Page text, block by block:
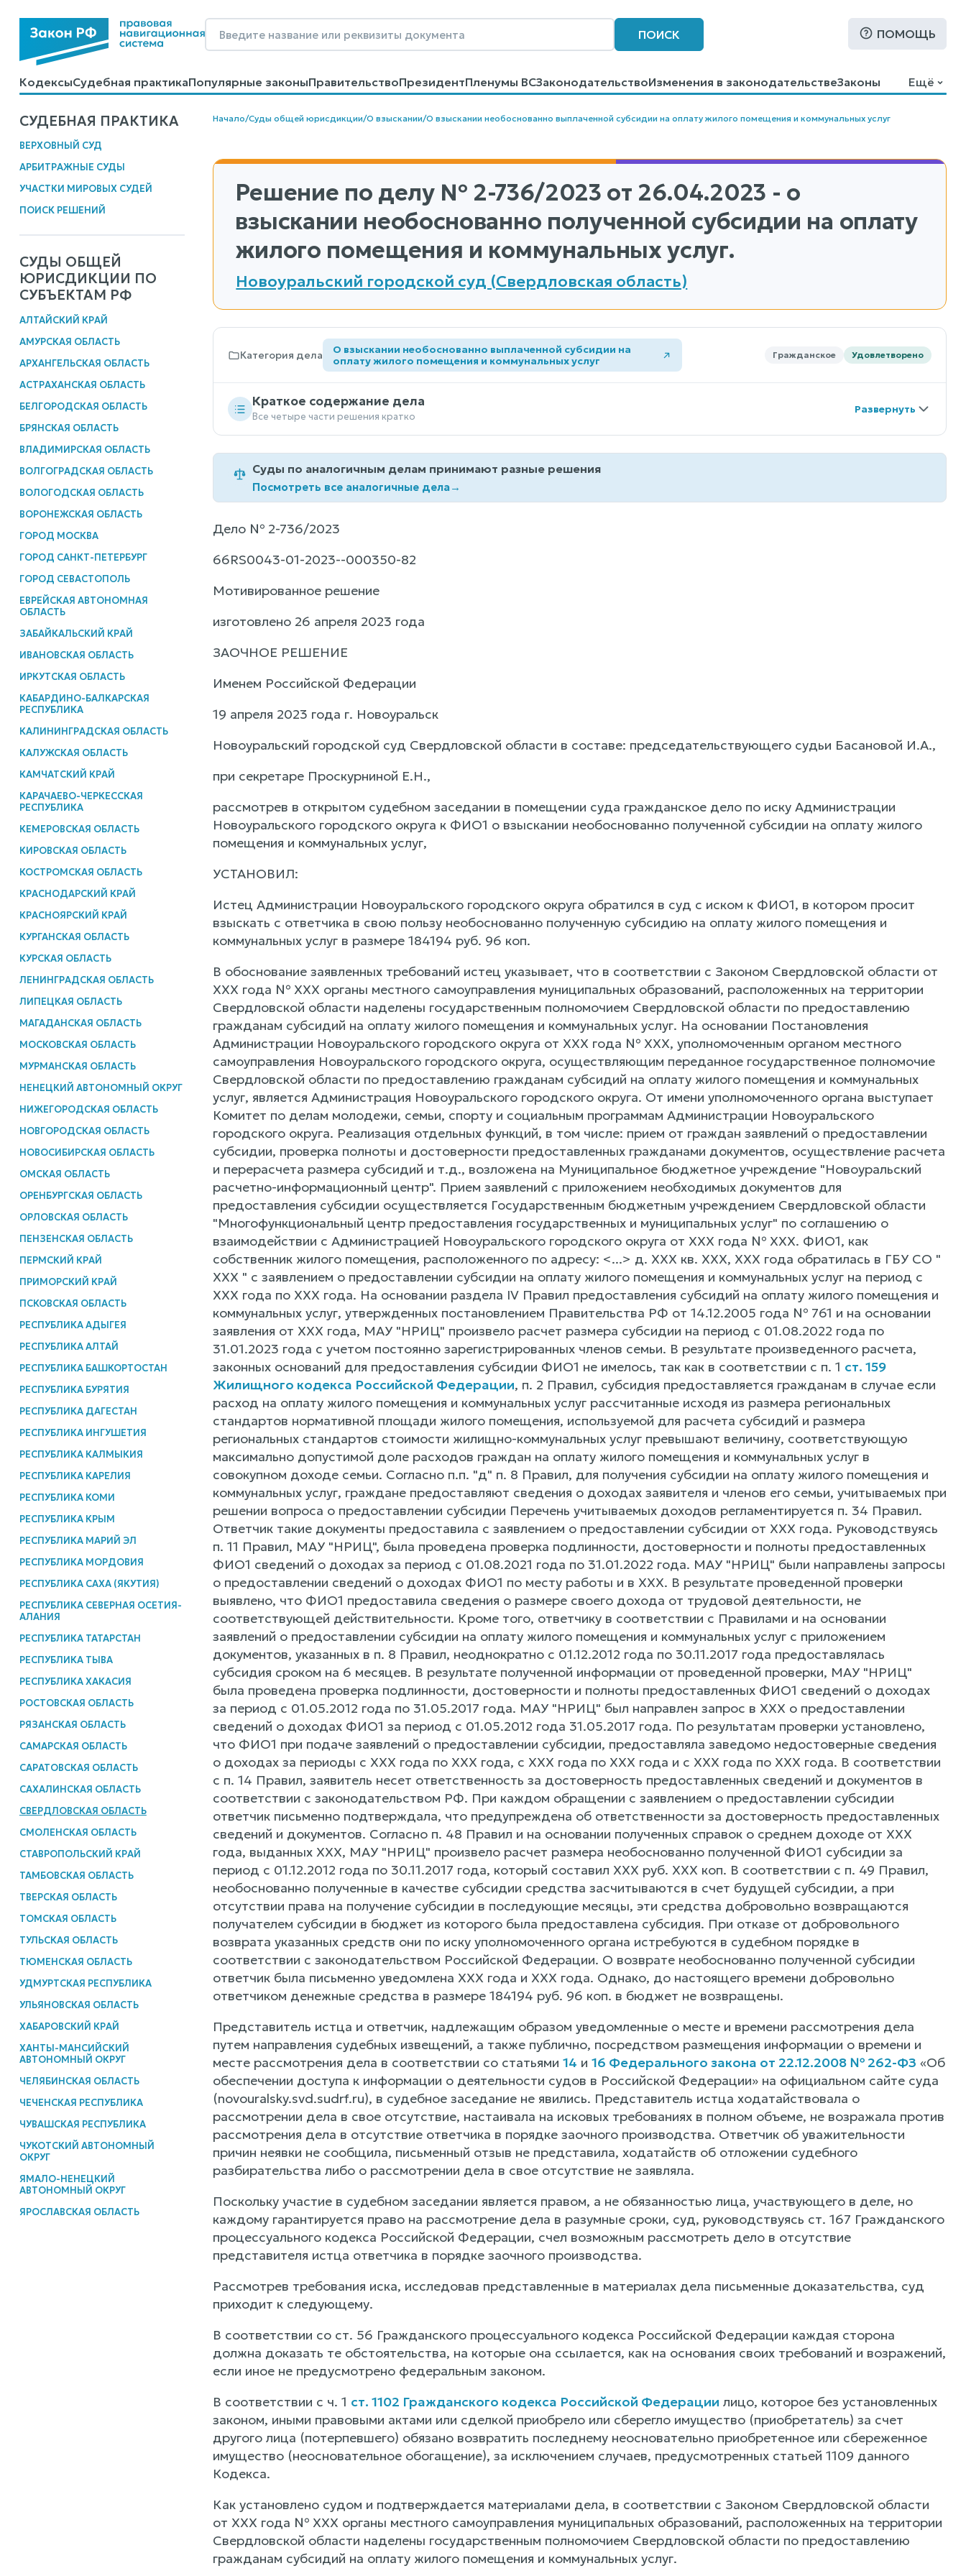
ПОИСК ПОМОЩЬ
КодексыСудебная практикаПопулярные законыПравительствоПрезидентПленумы ВСЗаконодательствоИзменения в законодательствеЗаконы
КалькуляторыСправочные материалыОбразцы договоровКонтактыПомощьПоиск
Ещё
СУДЕБНАЯ ПРАКТИКА
ВЕРХОВНЫЙ СУД
АРБИТРАЖНЫЕ СУДЫ
УЧАСТКИ МИРОВЫХ СУДЕЙ
ПОИСК РЕШЕНИЙ
СУДЫ ОБЩЕЙ
ЮРИСДИКЦИИ ПО
СУБЪЕКТАМ РФ
АЛТАЙСКИЙ КРАЙ
АМУРСКАЯ ОБЛАСТЬ
АРХАНГЕЛЬСКАЯ ОБЛАСТЬ
АСТРАХАНСКАЯ ОБЛАСТЬ
БЕЛГОРОДСКАЯ ОБЛАСТЬ
БРЯНСКАЯ ОБЛАСТЬ
ВЛАДИМИРСКАЯ ОБЛАСТЬ
ВОЛГОГРАДСКАЯ ОБЛАСТЬ
ВОЛОГОДСКАЯ ОБЛАСТЬ
ВОРОНЕЖСКАЯ ОБЛАСТЬ
ГОРОД МОСКВА
ГОРОД САНКТ-ПЕТЕРБУРГ
ГОРОД СЕВАСТОПОЛЬ
ЕВРЕЙСКАЯ АВТОНОМНАЯ
ОБЛАСТЬ
ЗАБАЙКАЛЬСКИЙ КРАЙ
ИВАНОВСКАЯ ОБЛАСТЬ
ИРКУТСКАЯ ОБЛАСТЬ
КАБАРДИНО-БАЛКАРСКАЯ
РЕСПУБЛИКА
КАЛИНИНГРАДСКАЯ ОБЛАСТЬ
КАЛУЖСКАЯ ОБЛАСТЬ
КАМЧАТСКИЙ КРАЙ
КАРАЧАЕВО-ЧЕРКЕССКАЯ
РЕСПУБЛИКА
КЕМЕРОВСКАЯ ОБЛАСТЬ
КИРОВСКАЯ ОБЛАСТЬ
КОСТРОМСКАЯ ОБЛАСТЬ
КРАСНОДАРСКИЙ КРАЙ
КРАСНОЯРСКИЙ КРАЙ
КУРГАНСКАЯ ОБЛАСТЬ
КУРСКАЯ ОБЛАСТЬ
ЛЕНИНГРАДСКАЯ ОБЛАСТЬ
ЛИПЕЦКАЯ ОБЛАСТЬ
МАГАДАНСКАЯ ОБЛАСТЬ
МОСКОВСКАЯ ОБЛАСТЬ
МУРМАНСКАЯ ОБЛАСТЬ
НЕНЕЦКИЙ АВТОНОМНЫЙ ОКРУГ
НИЖЕГОРОДСКАЯ ОБЛАСТЬ
НОВГОРОДСКАЯ ОБЛАСТЬ
НОВОСИБИРСКАЯ ОБЛАСТЬ
ОМСКАЯ ОБЛАСТЬ
ОРЕНБУРГСКАЯ ОБЛАСТЬ
ОРЛОВСКАЯ ОБЛАСТЬ
ПЕНЗЕНСКАЯ ОБЛАСТЬ
ПЕРМСКИЙ КРАЙ
ПРИМОРСКИЙ КРАЙ
ПСКОВСКАЯ ОБЛАСТЬ
РЕСПУБЛИКА АДЫГЕЯ
РЕСПУБЛИКА АЛТАЙ
РЕСПУБЛИКА БАШКОРТОСТАН
РЕСПУБЛИКА БУРЯТИЯ
РЕСПУБЛИКА ДАГЕСТАН
РЕСПУБЛИКА ИНГУШЕТИЯ
РЕСПУБЛИКА КАЛМЫКИЯ
РЕСПУБЛИКА КАРЕЛИЯ
РЕСПУБЛИКА КОМИ
РЕСПУБЛИКА КРЫМ
РЕСПУБЛИКА МАРИЙ ЭЛ
РЕСПУБЛИКА МОРДОВИЯ
РЕСПУБЛИКА САХА (ЯКУТИЯ)
РЕСПУБЛИКА СЕВЕРНАЯ ОСЕТИЯ-
АЛАНИЯ
РЕСПУБЛИКА ТАТАРСТАН
РЕСПУБЛИКА ТЫВА
РЕСПУБЛИКА ХАКАСИЯ
РОСТОВСКАЯ ОБЛАСТЬ
РЯЗАНСКАЯ ОБЛАСТЬ
САМАРСКАЯ ОБЛАСТЬ
САРАТОВСКАЯ ОБЛАСТЬ
САХАЛИНСКАЯ ОБЛАСТЬ
СВЕРДЛОВСКАЯ ОБЛАСТЬ
СМОЛЕНСКАЯ ОБЛАСТЬ
СТАВРОПОЛЬСКИЙ КРАЙ
ТАМБОВСКАЯ ОБЛАСТЬ
ТВЕРСКАЯ ОБЛАСТЬ
ТОМСКАЯ ОБЛАСТЬ
ТУЛЬСКАЯ ОБЛАСТЬ
ТЮМЕНСКАЯ ОБЛАСТЬ
УДМУРТСКАЯ РЕСПУБЛИКА
УЛЬЯНОВСКАЯ ОБЛАСТЬ
ХАБАРОВСКИЙ КРАЙ
ХАНТЫ-МАНСИЙСКИЙ
АВТОНОМНЫЙ ОКРУГ
ЧЕЛЯБИНСКАЯ ОБЛАСТЬ
ЧЕЧЕНСКАЯ РЕСПУБЛИКА
ЧУВАШСКАЯ РЕСПУБЛИКА
ЧУКОТСКИЙ АВТОНОМНЫЙ
ОКРУГ
ЯМАЛО-НЕНЕЦКИЙ
АВТОНОМНЫЙ ОКРУГ
ЯРОСЛАВСКАЯ ОБЛАСТЬ
Начало/Суды общей юрисдикции/О взыскании/О взыскании необоснованно выплаченной субсидии на оплату жилого помещения и коммунальных услуг
Решение по делу № 2-736/2023 от 26.04.2023 - о
взыскании необоснованно полученной субсидии на оплату
жилого помещения и коммунальных услуг.
Новоуральский городской суд (Свердловская область)
Категория дела
О взыскании необоснованно выплаченной субсидии на
оплату жилого помещения и коммунальных услуг
Гражданское Удовлетворено
Краткое содержание дела
Все четыре части решения кратко
Суды по аналогичным делам принимают разные решения
Посмотреть все аналогичные дела→
Дело № 2-736/2023
66RS0043-01-2023--000350-82
Мотивированное решение
изготовлено 26 апреля 2023 года
ЗАОЧНОЕ РЕШЕНИЕ
Именем Российской Федерации
19 апреля 2023 года г. Новоуральск
Новоуральский городской суд Свердловской области в составе: председательствующего судьи Басановой И.А.,
при секретаре Проскурниной Е.Н.,
рассмотрев в открытом судебном заседании в помещении суда гражданское дело по иску Администрации
Новоуральского городского округа к ФИО1 о взыскании необоснованно полученной субсидии на оплату жилого
помещения и коммунальных услуг,
УСТАНОВИЛ:
Истец Администрации Новоуральского городского округа обратился в суд с иском к ФИО1, в котором просит
взыскать с ответчика в свою пользу необоснованно полученную субсидию на оплату жилого помещения и
коммунальных услуг в размере 184194 руб. 96 коп.
В обоснование заявленных требований истец указывает, что в соответствии с Законом Свердловской области от
ХХХ года № ХХХ органы местного самоуправления муниципальных образований, расположенных на территории
Свердловской области наделены государственным полномочием Свердловской области по предоставлению
гражданам субсидий на оплату жилого помещения и коммунальных услуг. На основании Постановления
Администрации Новоуральского городского округа от ХХХ года № ХХХ, уполномоченным органом местного
самоуправления Новоуральского городского округа, осуществляющим переданное государственное полномочие
Свердловской области по предоставлению гражданам субсидий на оплату жилого помещения и коммунальных
услуг, является Администрация Новоуральского городского округа. От имени уполномоченного органа выступает
Комитет по делам молодежи, семьи, спорту и социальным программам Администрации Новоуральского
городского округа. Реализация отдельных функций, в том числе: прием от граждан заявлений о предоставлении
субсидии, проверка полноты и достоверности предоставленных гражданами документов, осуществление расчета
и перерасчета размера субсидий и т.д., возложена на Муниципальное бюджетное учреждение "Новоуральский
расчетно-информационный центр". Прием заявлений с приложением необходимых документов для
предоставления субсидии осуществляется Государственным бюджетным учреждением Свердловской области
"Многофункциональный центр предоставления государственных и муниципальных услуг" по соглашению о
взаимодействии с Администрацией Новоуральского городского округа от ХХХ года № ХХХ. ФИО1, как
собственник жилого помещения, расположенного по адресу: <...> д. ХХХ кв. ХХХ, ХХХ года обратилась в ГБУ СО "
ХХХ " с заявлением о предоставлении субсидии на оплату жилого помещения и коммунальных услуг на период с
ХХХ года по ХХХ года. На основании раздела IV Правил предоставления субсидий на оплату жилого помещения и
коммунальных услуг, утвержденных постановлением Правительства РФ от 14.12.2005 года № 761 и на основании
заявления от ХХХ года, МАУ "НРИЦ" произвело расчет размера субсидии на период с 01.08.2022 года по
31.01.2023 года с учетом постоянно зарегистрированных членов семьи. В результате произведенного расчета,
законных оснований для предоставления субсидии ФИО1 не имелось, так как в соответствии с п. 1 ст. 159
Жилищного кодекса Российской Федерации, п. 2 Правил, субсидия предоставляется гражданам в случае если
расход на оплату жилого помещения и коммунальных услуг рассчитанные исходя из размера региональных
стандартов нормативной площади жилого помещения, используемой для расчета субсидий и размера
региональных стандартов стоимости жилищно-коммунальных услуг превышают величину, соответствующую
максимально допустимой доле расходов граждан на оплату жилого помещения и коммунальных услуг в
совокупном доходе семьи. Согласно п.п. "д" п. 8 Правил, для получения субсидии на оплату жилого помещения и
коммунальных услуг, граждане предоставляют сведения о доходах заявителя и членов его семьи, учитываемых при
решении вопроса о предоставлении субсидии Перечень учитываемых доходов регламентируется п. 34 Правил.
Ответчик такие документы предоставила с заявлением о предоставлении субсидии от ХХХ года. Руководствуясь
п. 11 Правил, МАУ "НРИЦ", была проведена проверка подлинности, достоверности и полноты предоставленных
ФИО1 сведений о доходах за период с 01.08.2021 года по 31.01.2022 года. МАУ "НРИЦ" были направлены запросы
о предоставлении сведений о доходах ФИО1 по месту работы и в ХХХ. В результате проведенной проверки
выявлено, что ФИО1 предоставила сведения о размере своего дохода от трудовой деятельности, не
соответствующей действительности. Кроме того, ответчику в соответствии с Правилами и на основании
заявлений о предоставлении субсидии на оплату жилого помещения и коммунальных услуг с приложением
документов, указанных в п. 8 Правил, неоднократно с 01.12.2012 года по 30.11.2017 года предоставлялась
субсидия сроком на 6 месяцев. В результате полученной информации от проведенной проверки, МАУ "НРИЦ"
была проведена проверка подлинности, достоверности и полноты предоставленных ФИО1 сведений о доходах
за период с 01.05.2012 года по 31.05.2017 года. МАУ "НРИЦ" был направлен запрос в ХХХ о предоставлении
сведений о доходах ФИО1 за период с 01.05.2012 года 31.05.2017 года. По результатам проверки установлено,
что ФИО1 при подаче заявлений о предоставлении субсидии, предоставляла заведомо недостоверные сведения
о доходах за периоды с ХХХ года по ХХХ года, с ХХХ года по ХХХ года и с ХХХ года по ХХХ года. В соответствии
с п. 14 Правил, заявитель несет ответственность за достоверность предоставленных сведений и документов в
соответствии с законодательством РФ. При каждом обращении с заявлением о предоставлении субсидии
ответчик письменно подтверждала, что предупреждена об ответственности за достоверность предоставленных
сведений и документов. Согласно п. 48 Правил и на основании полученных справок о среднем доходе от ХХХ
года, выданных ХХХ, МАУ "НРИЦ" произвело расчет размера необоснованно полученной ФИО1 субсидии за
период с 01.12.2012 года по 30.11.2017 года, который составил ХХХ руб. ХХХ коп. В соответствии с п. 49 Правил,
необоснованно полученные в качестве субсидии средства засчитываются в счет будущей субсидии, а при
отсутствии права на получение субсидии в последующие месяцы, эти средства добровольно возвращаются
получателем субсидии в бюджет из которого была предоставлена субсидия. При отказе от добровольного
возврата указанных средств они по иску уполномоченного органа истребуются в судебном порядке в
соответствии с законодательством Российской Федерации. О возврате необоснованно полученной субсидии
ответчик была письменно уведомлена ХХХ года и ХХХ года. Однако, до настоящего времени добровольно
ответчиком денежные средства в размере 184194 руб. 96 коп. в бюджет не возвращены.
Представитель истца и ответчик, надлежащим образом уведомленные о месте и времени рассмотрения дела
путем направления судебных извещений, а также публично, посредством размещения информации о времени и
месте рассмотрения дела в соответствии со статьями 14 и 16 Федерального закона от 22.12.2008 № 262-ФЗ «Об
обеспечении доступа к информации о деятельности судов в Российской Федерации» на официальном сайте суда
(novouralsky.svd.sudrf.ru), в судебное заседание не явились. Представитель истца ходатайствовала о
рассмотрении дела в свое отсутствие, настаивала на исковых требованиях в полном объеме, не возражала против
рассмотрения дела в отсутствие ответчика в порядке заочного производства. Ответчик об уважительности
причин неявки не сообщила, письменный отзыв не представила, ходатайств об отложении судебного
разбирательства либо о рассмотрении дела в свое отсутствие не заявляла.
Поскольку участие в судебном заседании является правом, а не обязанностью лица, участвующего в деле, но
каждому гарантируется право на рассмотрение дела в разумные сроки, суд, руководствуясь ст. 167 Гражданского
процессуального кодекса Российской Федерации, счел возможным рассмотреть дело в отсутствие
представителя истца ответчика в порядке заочного производства.
Рассмотрев требования иска, исследовав представленные в материалах дела письменные доказательства, суд
приходит к следующему.
В соответствии со ст. 56 Гражданского процессуального кодекса Российской Федерации каждая сторона
должна доказать те обстоятельства, на которые она ссылается, как на основания своих требований и возражений,
если иное не предусмотрено федеральным законом.
В соответствии с ч. 1 ст. 1102 Гражданского кодекса Российской Федерации лицо, которое без установленных
законом, иными правовыми актами или сделкой приобрело или сберегло имущество (приобретатель) за счет
другого лица (потерпевшего) обязано возвратить последнему неосновательно приобретенное или сбереженное
имущество (неосновательное обогащение), за исключением случаев, предусмотренных статьей 1109 данного
Кодекса.
Как установлено судом и подтверждается материалами дела, в соответствии с Законом Свердловской области
от ХХХ года № ХХХ органы местного самоуправления муниципальных образований, расположенных на территории
Свердловской области наделены государственным полномочием Свердловской области по предоставлению
гражданам субсидий на оплату жилого помещения и коммунальных услуг.